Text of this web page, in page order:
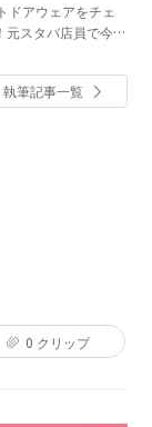
ドアウェアをチェ
スタバ店員で今で
で、100均や収納の
で、くらしに役立
践したい！」と
執筆記事一覧
0 クリップ